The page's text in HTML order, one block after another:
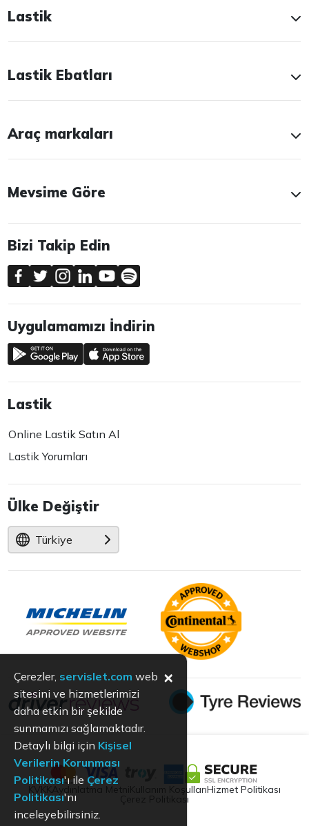
Lastik
Lastik Ebatları
Araç markaları
Mevsime Göre
Bizi Takip Edin
Uygulamamızı İndirin
Lastik
Online Lastik Satın Al
Lastik Yorumları
Ülke Değiştir
Türkiye
Aydınlatma Metni Kullanım KoşullarıHizmet Politikası
Çerez Politikası
Çerezler, servislet.com web
sitesini ve hizmetlerimizi
daha etkin bir şekilde
sunmamızı sağlamaktadır.
Detaylı bilgi için Kişisel
Verilerin Korunması
Politikası'ı ile Çerez
Politikası'nı
inceleyebilirsiniz.
×